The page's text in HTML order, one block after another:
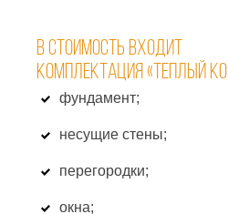
В СТОИМОСТЬ ВХОДИТ
КОМПЛЕКТАЦИЯ «ТЕПЛЫЙ
фундамент;
несущие стены;
перегородки;
окна;